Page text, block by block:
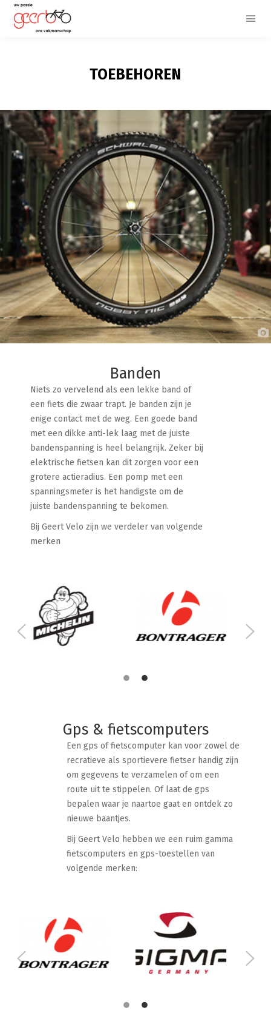
TOEBEHOREN
Banden
Niets zo vervelend als een lekke band of
een fiets die zwaar trapt. Je banden zijn je
enige contact met de weg. Een goede band
met een dikke anti-lek laag met de juiste
bandenspanning is heel belangrijk. Zeker bij
elektrische fietsen kan dit zorgen voor een
grotere actieradius. Een pomp met een
spanningsmeter is het handigste om de
juiste bandenspanning te bekomen.
Bij Geert Velo zijn we verdeler van volgende
merken
Gps & fietscomputers
Een gps of fietscomputer kan voor zowel de
recratieve als sportievere fietser handig zijn
om gegevens te verzamelen of om een
route uit te stippelen. Of laat de gps
bepalen waar je naartoe gaat en ontdek zo
nieuwe baantjes.
Bij Geert Velo hebben we een ruim gamma
fietscomputers en gps-toestellen van
volgende merken: